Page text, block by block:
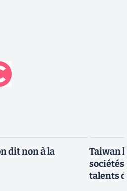
dit non à la
Taiwan
sociétés
talents